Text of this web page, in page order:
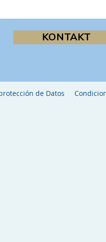
KONTAKT
de Datos